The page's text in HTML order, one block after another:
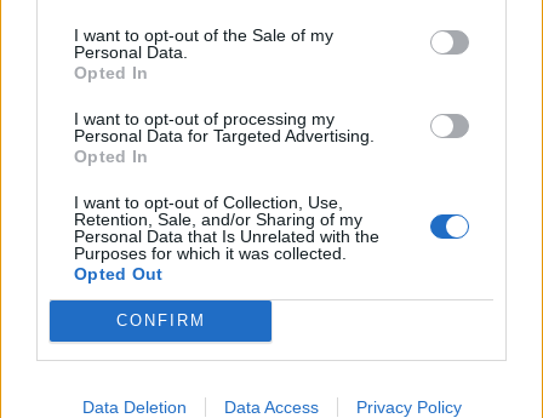
I want to opt-out of the Sale of my
Personal Data.
Opted In
I want to opt-out of processing my
Personal Data for Targeted Advertising.
Opted In
I want to opt-out of Collection, Use,
Retention, Sale, and/or Sharing of my
Personal Data that Is Unrelated with the
Purposes for which it was collected.
Opted Out
CONFIRM
Data Deletion Data Access Privacy Policy
L’employée du comptoir fut plus qu’heureuse de
donner un biscuit au chien en échange de cette
feuille. A partir de ce moment, l’animal a continué à
se présenter chaque jour avec une feuille, de